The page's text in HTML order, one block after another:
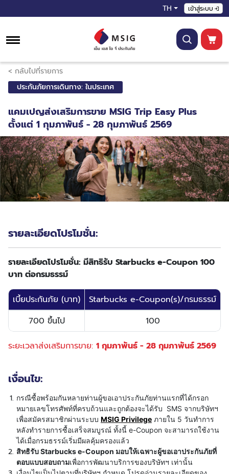
TH เข้าสู่ระบบ
< กลับไปที่รายการ
ประกันภัยการเดินทาง: ในประเทศ
แคมเปญส่งเสริมการขาย MSIG Trip Easy Plus
ตั้งแต่ 1 กุมภาพันธ์ - 28 กุมภาพันธ์ 2569
รายละเอียดโปรโมชั่น:
รายละเอียดโปรโมชั่น: มีสิทธิรับ Starbucks e-Coupon 100
บาท ต่อกรมธรรม์
เบี้ยประกันภัย (บาท)
Starbucks e-Coupon(s)/กรมธรรม์
700 ขึ้นไป
100
ระยะเวลาส่งเสริมการขาย: 1 กุมภาพันธ์ - 28 กุมภาพันธ์ 2569
เงื่อนไข:
กรณีซื้อพร้อมกันหลายท่านผู้ขอเอาประกันภัยท่านแรกที่ได้กรอก
หมายเลขโทรศัพท์ที่ครบถ้วนและถูกต้องจะได้รับ  SMS จากบริษัทฯ
เพื่อสมัครสมาชิกผ่านระบบ MSIG Privilege ภายใน 5 วันทำการ
หลังทำรายการซื้อเสร็จสมบูรณ์ ทั้งนี้ e-Coupon จะสามารถใช้งาน
ได้เมื่อกรมธรรม์เริ่มมีผลคุ้มครองแล้ว
สิทธิรับ Starbucks e-Coupon มอบให้เฉพาะผู้ขอเอาประกันภัยที่
ตอบแบบสอบถามเพื่อการพัฒนาบริการของบริษัทฯ เท่านั้น